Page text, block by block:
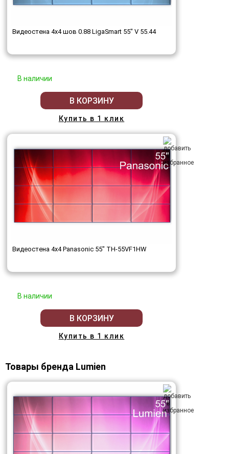
Видеостена 4x4 шов 0.88 LigaSmart 55" V 55.44
В наличии
В КОРЗИНУ
Купить в 1 клик
Видеостена 4x4 Panasonic 55" TH-55VF1HW
В наличии
В КОРЗИНУ
Купить в 1 клик
Товары бренда Lumien